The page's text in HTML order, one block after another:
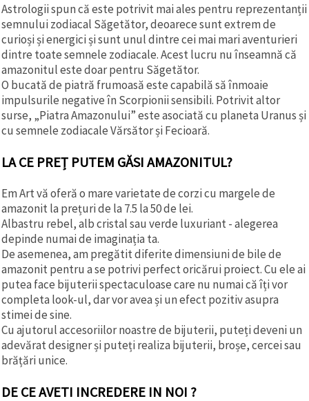
Astrologii spun că este potrivit mai ales pentru reprezentanții
semnului zodiacal Săgetător, deoarece sunt extrem de
curioși și energici și sunt unul dintre cei mai mari aventurieri
dintre toate semnele zodiacale. Acest lucru nu înseamnă că
amazonitul este doar pentru Săgetător.
O bucată de piatră frumoasă este capabilă să înmoaie
impulsurile negative în Scorpionii sensibili. Potrivit altor
surse, „Piatra Amazonului” este asociată cu planeta Uranus și
cu semnele zodiacale Vărsător și Fecioară.
LA CE PREȚ PUTEM GĂSI AMAZONITUL?
Em Art vă oferă o mare varietate de corzi cu margele de
amazonit la prețuri de la 7.5 la 50 de lei.
Albastru rebel, alb cristal sau verde luxuriant - alegerea
depinde numai de imaginația ta.
De asemenea, am pregătit diferite dimensiuni de bile de
amazonit pentru a se potrivi perfect oricărui proiect. Cu ele ai
putea face bijuterii spectaculoase care nu numai că îți vor
completa look-ul, dar vor avea și un efect pozitiv asupra
stimei de sine.
Cu ajutorul accesoriilor noastre de bijuterii, puteți deveni un
adevărat designer și puteți realiza bijuterii, broșe, cercei sau
brățări unice.
DE CE AVETI INCREDERE IN NOI ?